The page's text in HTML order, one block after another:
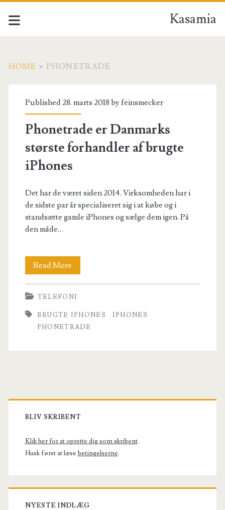
Kasamia
HOME > PHONETRADE
Tag:
<span>phonetrade</
Published 28. marts 2018 byfeinsmecker
Phonetrade er Danmarks
største forhandler af brugte
iPhones
Det har de været siden 2014. Virksomheden har i
de sidste par år specialiseret sig i at købe og i
standsætte gamle iPhones og sælge dem igen. På
den måde…
Read More
er
Danmarks
største
TELEFONI
BRUGTE IPHONES
IPHONES
PHONETRADE
Primary
Sidebar
BLIV SKRIBENT
Klik her for at oprette dig som skribent.
Husk først at læse betingelserne.
NYESTE INDLÆG